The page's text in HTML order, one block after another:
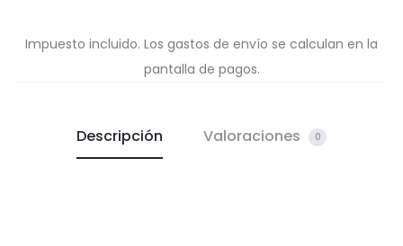
Impuesto incluido. Los gastos de envío se calculan en la
pantalla de pagos.
Descripción Valoraciones 0